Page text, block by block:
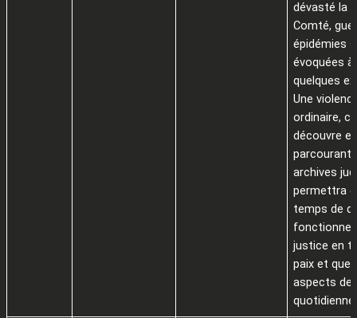
dévasté la
Comté,
épidémies
évoquées
quelques
Une
ordinaire,
découvre
parcourant
archives
permettra
temps de
justice en
paix et
aspects de
quotidienne.